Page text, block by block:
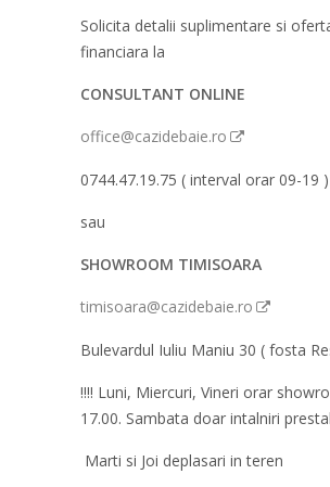
Solicita detalii suplimentare si
financiara la
CONSULTANT ONLINE
office@cazidebaie.ro
0744.47.19.75 ( interval orar 09-19 )
sau
SHOWROOM TIMISOARA
timisoara@cazidebaie.ro
Bulevardul Iuliu Maniu 30 ( fosta
!!!! Luni, Miercuri, Vineri orar
17.00. Sambata doar intalniri
Marti si Joi deplasari in teren